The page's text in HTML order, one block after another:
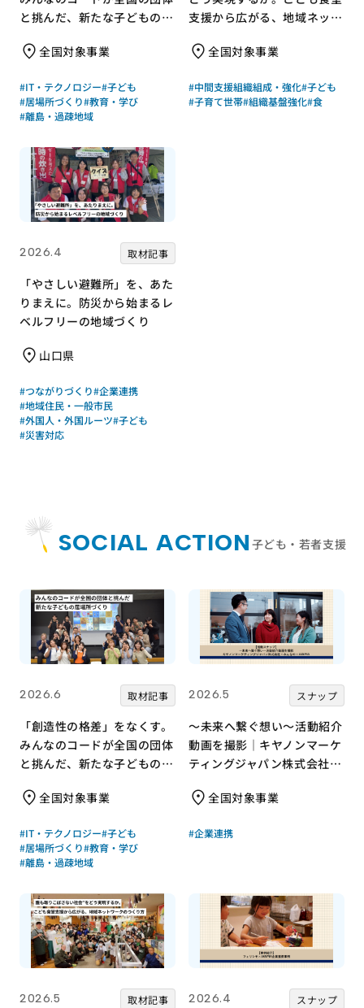
と挑んだ、新たな子どもの居
全国対象事業
#IT・テクノロジー#子ども
#居場所づくり#教育・学び
#離島・過疎地域
支援から広がる、地域ネット
全国対象事業
#中間支援組織組成・強化#子ども
#子育て世帯#組織基盤強化#食
2026.4 取材記事
「やさしい避難所」を、あた
りまえに。防災から始まるレ
ベルフリーの地域づくり
山口県
#つながりづくり#企業連携
#地域住民・一般市民
#外国人・外国ルーツ#子ども
#災害対応
SOCIAL ACTION 子ども・若者支援
2026.6 取材記事
「創造性の格差」をなくす。
みんなのコードが全国の団体
と挑んだ、新たな子どもの居
全国対象事業
#IT・テクノロジー#子ども
#居場所づくり#教育・学び
#離島・過疎地域
2026.5 スナップ
～未来へ繋ぐ想い～活動紹介
動画を撮影｜キヤノンマーケ
ティングジャパン株式会社×
全国対象事業
#企業連携
2026.5 取材記事 2026.4 スナップ